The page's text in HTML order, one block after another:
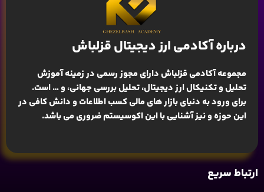
درباره آکادمی ارز دیجیتال قزلباش
مجموعه آکادمی قزلباش دارای مجوز رسمی در زمینهآموزش
تحلیل و تکنیکال ارز دیجیتال، تحلیل بررسی جهانی، و … است.
برای ورود به دنیای بازار های مالی کسب اطلاعات و دانش کافی در
این حوزه و نیز آشنایی با این اکوسیستم ضروری می باشد.
ارتباط سریع